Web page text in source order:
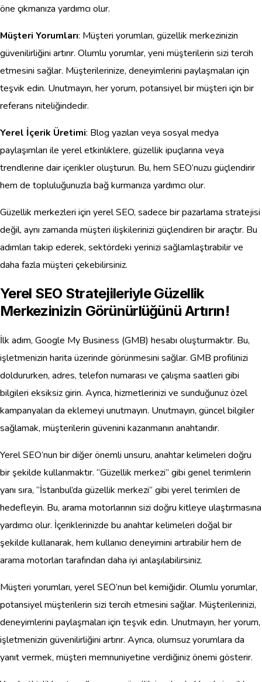
öne çıkmanıza yardımcı olur.
Müşteri Yorumları: Müşteri yorumları, güzellik merkezinizin
güvenilirliğini artırır. Olumlu yorumlar, yeni müşterilerin sizi tercih
etmesini sağlar. Müşterilerinize, deneyimlerini paylaşmaları için
teşvik edin. Unutmayın, her yorum, potansiyel bir müşteri için bir
referans niteliğindedir.
Yerel İçerik Üretimi: Blog yazıları veya sosyal medya
paylaşımları ile yerel etkinliklere, güzellik ipuçlarına veya
trendlerine dair içerikler oluşturun. Bu, hem SEO’nuzu güçlendirir
hem de topluluğunuzla bağ kurmanıza yardımcı olur.
Güzellik merkezleri için yerel SEO, sadece bir pazarlama stratejisi
değil, aynı zamanda müşteri ilişkilerinizi güçlendiren bir araçtır. Bu
adımları takip ederek, sektördeki yerinizi sağlamlaştırabilir ve
daha fazla müşteri çekebilirsiniz.
Yerel SEO Stratejileriyle Güzellik
Merkezinizin Görünürlüğünü Artırın!
İlk adım, Google My Business (GMB) hesabı oluşturmaktır. Bu,
işletmenizin harita üzerinde görünmesini sağlar. GMB profilinizi
doldururken, adres, telefon numarası ve çalışma saatleri gibi
bilgileri eksiksiz girin. Ayrıca, hizmetlerinizi ve sunduğunuz özel
kampanyaları da eklemeyi unutmayın. Unutmayın, güncel bilgiler
sağlamak, müşterilerin güvenini kazanmanın anahtarıdır.
Yerel SEO’nun bir diğer önemli unsuru, anahtar kelimeleri doğru
bir şekilde kullanmaktır. “Güzellik merkezi” gibi genel terimlerin
yanı sıra, “İstanbul’da güzellik merkezi” gibi yerel terimleri de
hedefleyin. Bu, arama motorlarının sizi doğru kitleye ulaştırmasına
yardımcı olur. İçeriklerinizde bu anahtar kelimeleri doğal bir
şekilde kullanarak, hem kullanıcı deneyimini artırabilir hem de
arama motorları tarafından daha iyi anlaşılabilirsiniz.
Müşteri yorumları, yerel SEO’nun bel kemiğidir. Olumlu yorumlar,
potansiyel müşterilerin sizi tercih etmesini sağlar. Müşterilerinizi,
deneyimlerini paylaşmaları için teşvik edin. Unutmayın, her yorum,
işletmenizin güvenilirliğini artırır. Ayrıca, olumsuz yorumlara da
yanıt vermek, müşteri memnuniyetine verdiğiniz önemi gösterir.